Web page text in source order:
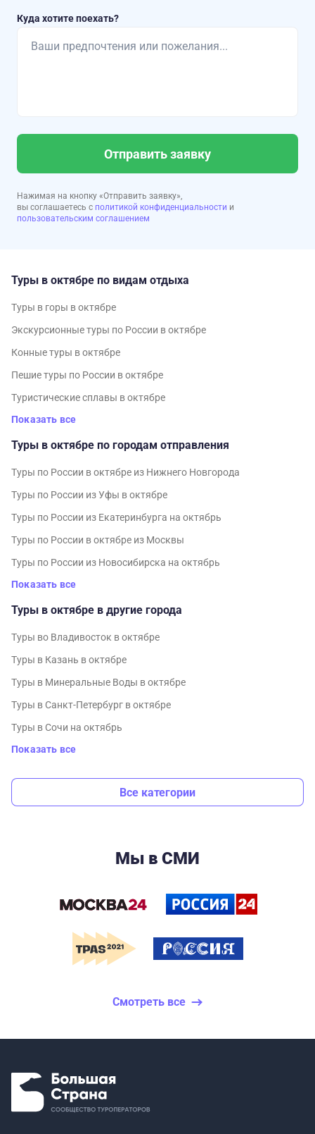
Куда хотите поехать?
Отправить заявку
Нажимая на кнопку «Отправить заявку»,
вы соглашаетесь с политикой конфиденциальности и
пользовательским соглашением
Туры в октябре по видам отдыха
Туры в горы в октябре
Экскурсионные туры по России в октябре
Конные туры в октябре
Пешие туры по России в октябре
Туристические сплавы в октябре
Показать все
Туры в октябре по городам отправления
Туры по России в октябре из Нижнего Новгорода
Туры по России из Уфы в октябре
Туры по России из Екатеринбурга на октябрь
Туры по России в октябре из Москвы
Туры по России из Новосибирска на октябрь
Показать все
Туры в октябре в другие города
Туры во Владивосток в октябре
Туры в Казань в октябре
Туры в Минеральные Воды в октябре
Туры в Санкт-Петербург в октябре
Туры в Сочи на октябрь
Показать все
Все категории
Мы в СМИ
Смотреть все